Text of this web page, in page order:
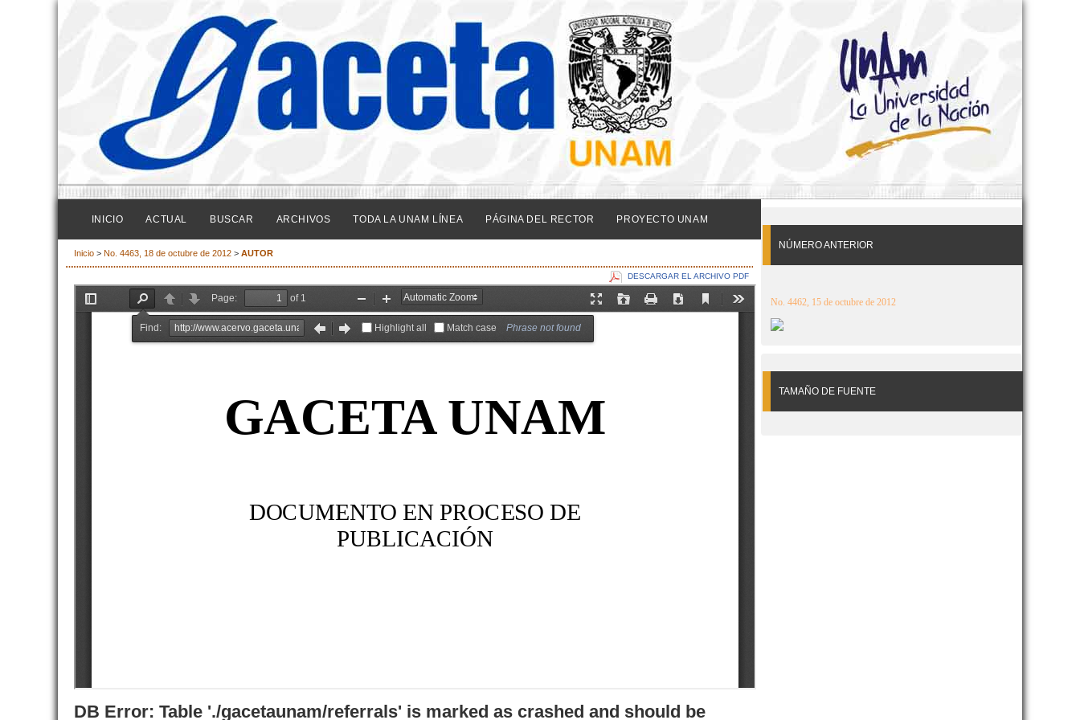
NÚMERO ANTERIOR
No. 4462, 15 de octubre de 2012
TAMAÑO DE FUENTE
INICIO ACTUAL BUSCAR ARCHIVOS TODA LA UNAM LÍNEA PÁGINA DEL RECTOR PROYECTO UNAM
Inicio > No. 4463, 18 de octubre de 2012 > AUTOR
DESCARGAR EL ARCHIVO PDF
DB Error: Table './gacetaunam/referrals' is marked as crashed and should be